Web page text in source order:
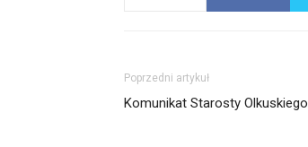
Poprzedni artykuł
Komunikat Starosty Olkuskiego